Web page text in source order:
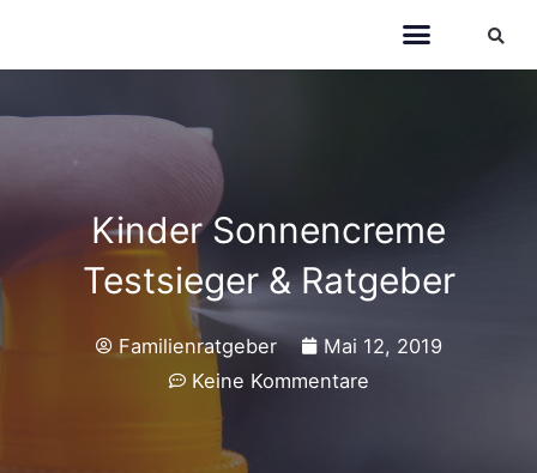
Kinder Sonnencreme
Testsieger & Ratgeber
Familienratgeber
Mai 12, 2019
Keine Kommentare